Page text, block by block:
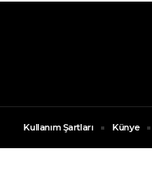
Kullanım Şartları Künye